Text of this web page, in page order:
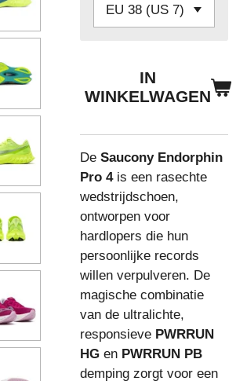
IN
WINKELWAGEN
De Saucony Endorphin
Pro 4is een rasechte
wedstrijdschoen,
ontworpen voor
hardlopers die hun
persoonlijke records
willen verpulveren. De
magische combinatie
van de ultralichte,
responsieve PWRRUN
HG en PWRRUN PB
demping zorgt voor een